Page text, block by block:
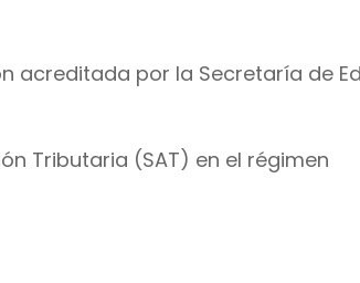
acreditada por la Secretaría de
Tributaria (SAT) en el régimen